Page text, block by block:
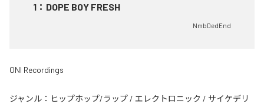
1 ： DOPE BOY FRESH
NmbDedEnd
ONI Recordings
ジャンル： ヒップホップ/ラップ / エレクトロニック / サイケデリ